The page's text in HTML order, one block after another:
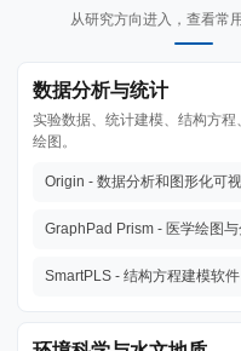
从研究方向进入，查看常
数据分析与统计
实验数据、统计建模、结构方
绘图。
Origin - 数据分析和图形化可
GraphPad Prism - 医学绘图
SmartPLS - 结构方程建模软件